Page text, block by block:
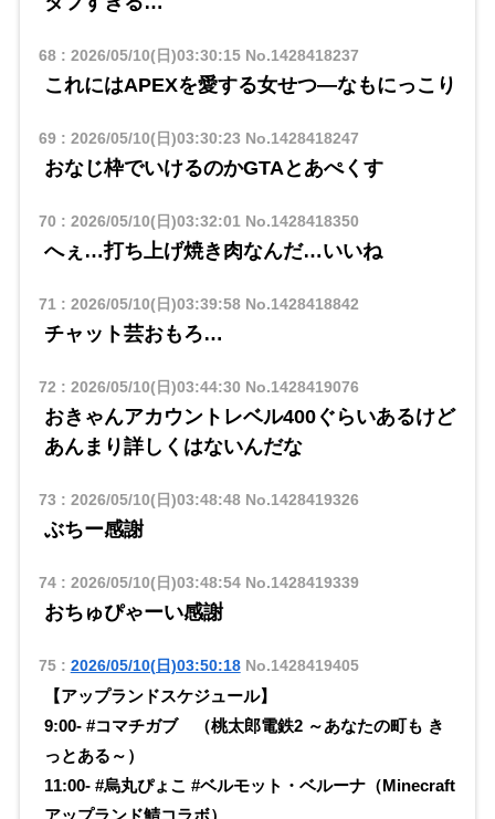
68: 2026/05/10(日)03:30:15No.1428418237
これにはAPEXを愛する女せつ―なもにっこり
69: 2026/05/10(日)03:30:23 No.1428418247
おなじ枠でいけるのかGTAとあぺくす
70 : 2026/05/10(日)03:32:01No.1428418350
へぇ…打ち上げ焼き肉なんだ…いいね
71: 2026/05/10(日)03:39:58No.1428418842
チャット芸おもろ…
72 : 2026/05/10(日)03:44:30 No.1428419076
おきゃんアカウントレベル400ぐらいあるけど
あんまり詳しくはないんだな
73 : 2026/05/10(日)03:48:48No.1428419326
ぶちー感謝
74: 2026/05/10(日)03:48:54No.1428419339
おちゅぴゃーい感謝
75: 2026/05/10(日)03:50:18No.1428419405
【アップランドスケジュール】
9:00- #コマチガブ （桃太郎電鉄2 ～あなたの町も き
っとある～）
11:00- #烏丸ぴょこ #ベルモット・ベルーナ（Minecraft